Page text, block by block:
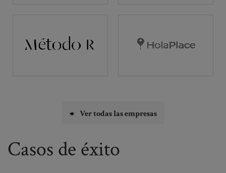
Ver todas las empresas
Casos de éxito